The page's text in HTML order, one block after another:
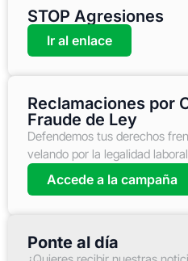
STOP Agresiones
Ir al enlace
Reclamaciones por
Fraude de Ley
Defendemos tus derechos
velando por la legalidad
Accede a la campaña
Ponte al día